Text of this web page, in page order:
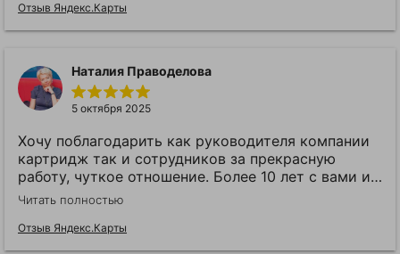
Ветеран труда, Почетный строитель России,
Председатель Совета Ветеранов Мостостроя №6
Отзыв Яндекс.Карты
Наталия Праводелова
5 октября 2025
Хочу поблагодарить как руководителя компании
картридж так и сотрудников за прекрасную
работу, чуткое отношение. Более 10 лет с вами и
довольна качеством катриджей и порядком
Читать полностью
Отзыв Яндекс.Карты